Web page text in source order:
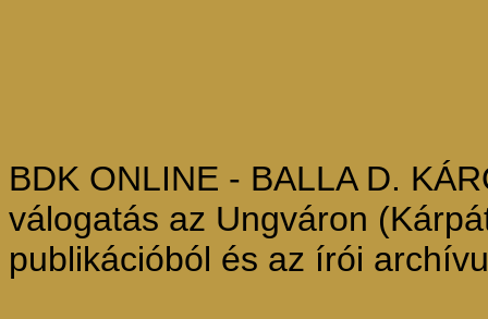
BDK ONLINE - BALLA D.
válogatás az Ungváron
publikációból és az írói